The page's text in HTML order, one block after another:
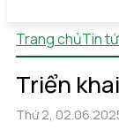
Trang chủTin
Triển
Thứ 2,